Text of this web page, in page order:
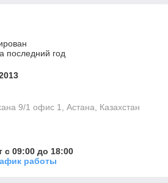
последний год
9/1 офис 1, Астана, Казахстан
с 09:00 до 18:00
работы